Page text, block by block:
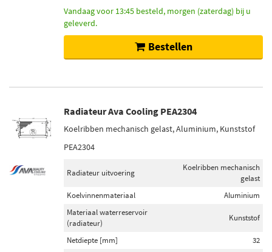
Vandaag voor 13:45 besteld, morgen (zaterdag) bij u
geleverd.
Bestellen
Radiateur Ava Cooling PEA2304
Koelribben mechanisch gelast, Aluminium, Kunststof
PEA2304
Radiateur uitvoering
Koelribben mechanisch
gelast
Koelvinnenmateriaal
Aluminium
Materiaal waterreservoir
(radiateur)
Kunststof
Netdiepte [mm] 32